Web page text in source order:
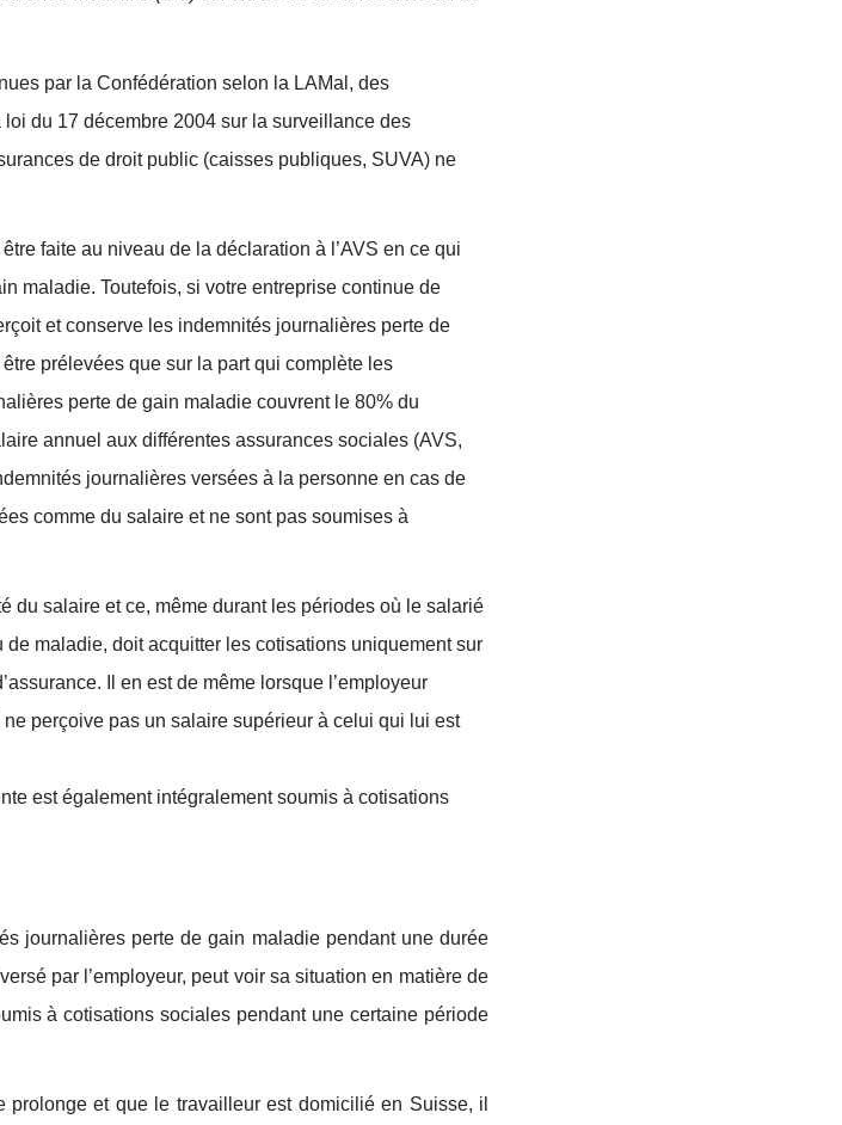
par la Confédération selon la LAMal, des
du 17 décembre 2004 sur la surveillance des
de droit public (caisses publiques, SUVA) ne
faite au niveau de la déclaration à l’AVS en ce qui
maladie. Toutefois, si votre entreprise continue de
et conserve les indemnités journalières perte de
prélevées que sur la part qui complète les
perte de gain maladie couvrent le 80% du
annuel aux différentes assurances sociales (AVS,
journalières versées à la personne en cas de
comme du salaire et ne sont pas soumises à
du salaire et ce, même durant les périodes où le salarié
maladie, doit acquitter les cotisations uniquement sur
Il en est de même lorsque l’employeur
perçoive pas un salaire supérieur à celui qui lui est
est également intégralement soumis à cotisations
journalières perte de gain maladie pendant une durée
par l’employeur, peut voir sa situation en matière de
à cotisations sociales pendant une certaine période
et que le travailleur est domicilié en Suisse, il